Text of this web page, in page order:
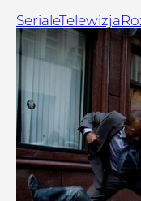
SerialeTelewizja